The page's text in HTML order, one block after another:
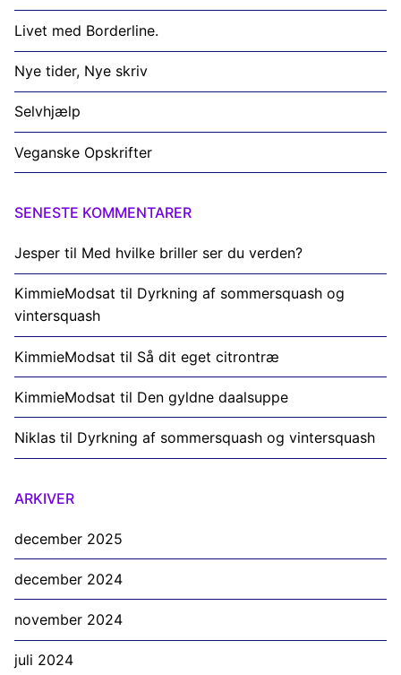
Livet med Borderline.
Nye tider, Nye skriv
Selvhjælp
Veganske Opskrifter
SENESTE KOMMENTARER
Jesper til Med hvilke briller ser du verden?
KimmieModsat til Dyrkning af sommersquash og
vintersquash
KimmieModsat til Så dit eget citrontræ
KimmieModsat til Den gyldne daalsuppe
Niklas til Dyrkning af sommersquash og vintersquash
ARKIVER
december 2025
december 2024
november 2024
juli 2024